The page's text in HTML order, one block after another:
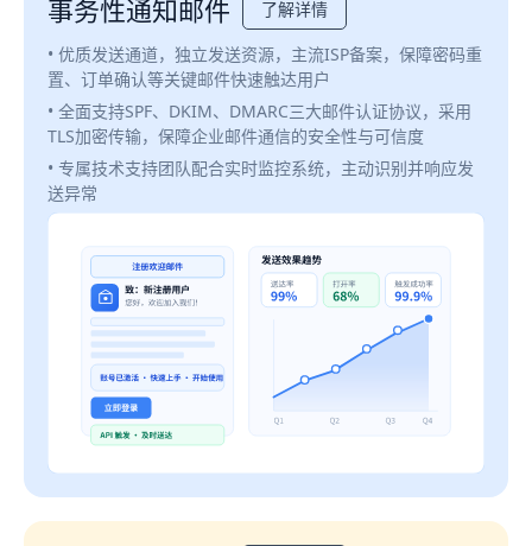
事务性通知邮件
了解详情
• 优质发送通道，独立发送资源，主流ISP备案，保障密码重
置、订单确认等关键邮件快速触达用户
• 全面支持SPF、DKIM、DMARC三大邮件认证协议，采用
TLS加密传输，保障企业邮件通信的安全性与可信度
• 专属技术支持团队配合实时监控系统，主动识别并响应发
送异常